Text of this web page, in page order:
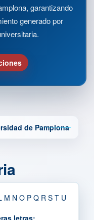
garantizando
generado por
de Pamplona
M N O P Q R S T U
letras: